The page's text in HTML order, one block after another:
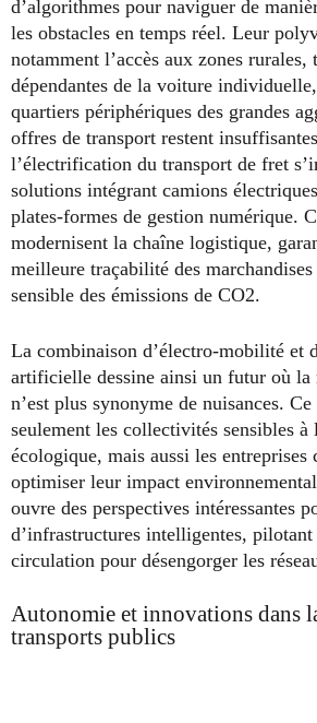
d’algorithmes pour naviguer de
les obstacles en temps réel. Leur
notamment l’accès aux zones
dépendantes de la voiture
quartiers périphériques des grandes
offres de transport restent
l’électrification du transport de fret
solutions intégrant camions
plates-formes de gestion numérique.
modernisent la chaîne logistique,
meilleure traçabilité des
sensible des émissions de CO2.
La combinaison d’électro-mobilité et
artificielle dessine ainsi un futur où
n’est plus synonyme de nuisances.
seulement les collectivités sensibles à
écologique, mais aussi les entreprises
optimiser leur impact
ouvre des perspectives intéressantes
d’infrastructures intelligentes,
circulation pour désengorger les
Autonomie et innovations dans
transports publics